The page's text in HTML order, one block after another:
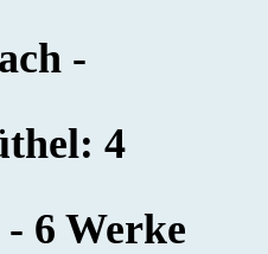
-
4
6 Werke